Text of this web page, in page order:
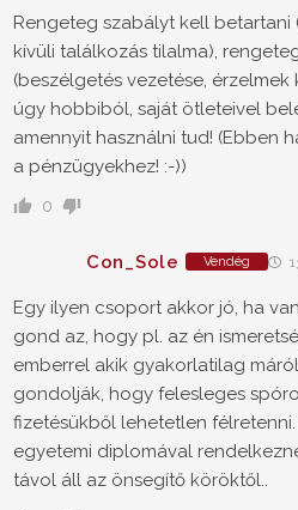
Rengeteg szabályt kell
kívüli találkozás tilalma),
(beszélgetés vezetése, érzelmek
úgy hobbiból, saját ötleteivel
amennyit használni tud! (Ebben
a pénzügyekhez! :-))
0
Con_Sole Vendég
Egy ilyen csoport akkor jó, ha
gond az, hogy pl. az én
emberrel akik gyakorlatilag
gondolják, hogy felesleges
fizetésükből lehetetlen
egyetemi diplomával
távol áll az önsegítő köröktől..